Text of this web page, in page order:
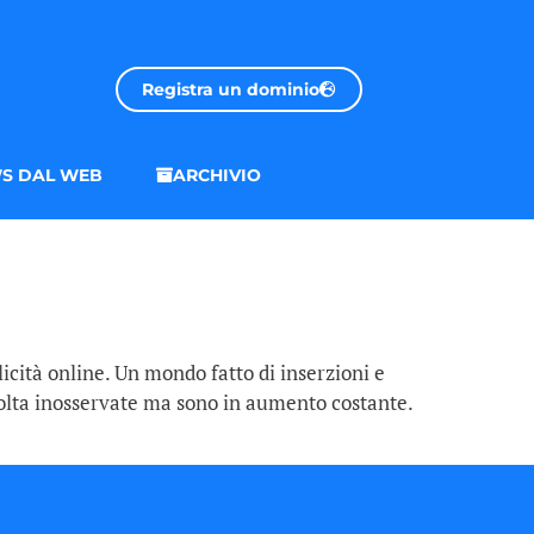
Registra un dominio
DAL WEB ARCHIVIO
online. Un mondo fatto di inserzioni e
inosservate ma sono in aumento costante.